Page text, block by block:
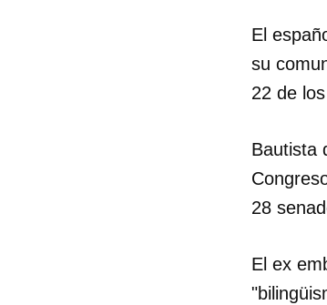
El
su
22 de
Bautista
28
El ex